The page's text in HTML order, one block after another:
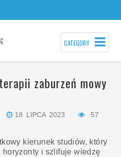
CATEGORY
zaburzeń mowy
18 LIPCA 2023
57
kierunek studiów, który
i szlifuje wiedzę